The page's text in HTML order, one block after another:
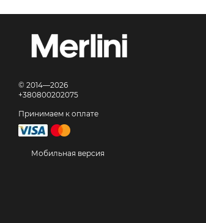
© 2014—2026
+380800202075
Принимаем к оплате
Мобильная версия